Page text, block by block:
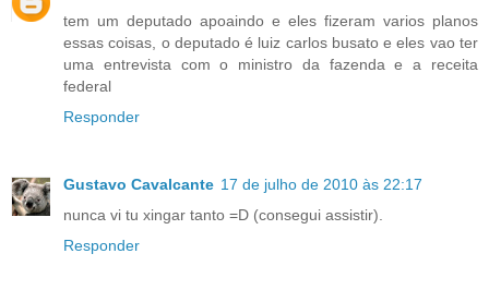
tem um deputado apoaindo e eles fizeram varios planos
essas coisas, o deputado é luiz carlos busato e eles vao ter
uma entrevista com o ministro da fazenda e a receita
federal
Responder
Gustavo Cavalcante 17 de julho de 2010 às 22:17
nunca vi tu xingar tanto =D (consegui assistir).
Responder